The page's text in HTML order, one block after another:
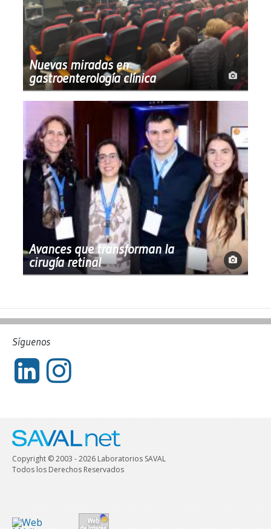
Nuevas miradas en
gastroenterología clínica
Avances que transforman la
cirugía retinal
Síguenos
Copyright © 2003 - 2026 Laboratorios SAVAL
Todos los Derechos Reservados